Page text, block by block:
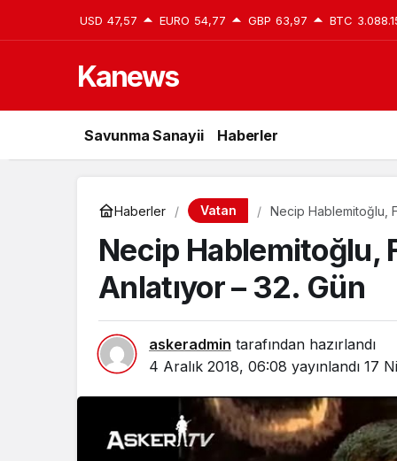
USD 47,57 EURO 54,77 GBP 63,97 BTC
Kanews
Savunma Sanayii Haberler
Haberler Vatan Necip Hablemitoğlu,
Necip Hablemitoğlu,
Anlatıyor – 32. Gün
askeradmin tarafından hazırlandı
4 Aralık 2018, 06:08 yayınlandı 17